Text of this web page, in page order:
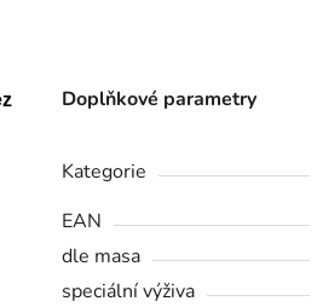
Doplňkové parametry
Kategorie
EAN
dle masa
speciální výživa